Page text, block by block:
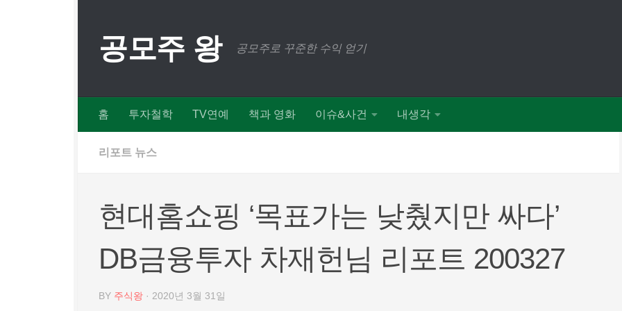
공모주 왕 공모주로 꾸준한 수익 얻기
홈 투자철학 TV연예 책과 영화 이슈&사건 내생각
리포트 뉴스
현대홈쇼핑 ‘목표가는 낮췄지만 싸다’
DB금융투자 차재헌님 리포트 200327
BY 주식왕 · 2020년 3월 31일